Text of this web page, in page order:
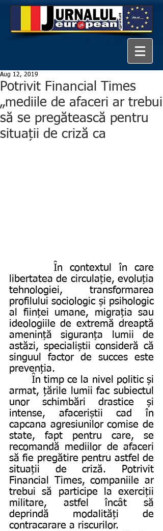
Potrivit Financial Times
„mediile de afaceri ar trebui
să se pregătească pentru
situații de criză ca
Aug 12, 2019
libertatea de circulație, evoluția
tehnologiei, transformarea
profilului sociologic și psihologic
al ființei umane, migrația sau
ideologiile de extremă dreaptă
amenință siguranța lumii de
astăzi, specialiștii consideră că
singuul factor de succes este
prevenția.
armat, țările lumii fac subiectul
unor schimbări drastice și
intense, afaceriștii cad în
capcana agresiunilor comise de
state, fapt pentru care, se
recomandă mediilor de afaceri
să fie pregătire pentru astfel de
situații de criză. Potrivit
Financial Times, companiile ar
trebui să participe la exerciții
militare, astfel încât să
deprindă modalități de
contracarare a riscurilor.